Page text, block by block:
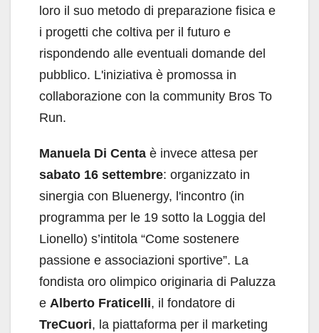
loro il suo metodo di preparazione fisica e
i progetti che coltiva per il futuro e
rispondendo alle eventuali domande del
pubblico. L'iniziativa è promossa in
collaborazione con la community Bros To
Run.
Manuela Di Centa è invece attesa per
sabato 16 settembre: organizzato in
sinergia con Bluenergy, l'incontro (in
programma per le 19 sotto la Loggia del
Lionello) s’intitola “Come sostenere
passione e associazioni sportive”. La
fondista oro olimpico originaria di Paluzza
e Alberto Fraticelli, il fondatore di
TreCuori, la piattaforma per il marketing